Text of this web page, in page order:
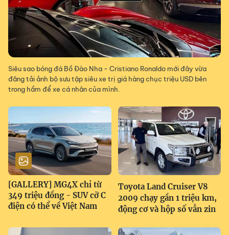
Siêu sao bóng đá Bồ Đào Nha - Cristiano Ronaldo mới đây vừa
đăng tải ảnh bộ sưu tập siêu xe trị giá hàng chục triệu USD bên
trong hầm để xe cá nhân của mình.
[GALLERY] MG4X chỉ từ
349 triệu đồng - SUV cỡ C
điện có thể về Việt Nam
Toyota Land Cruiser V8
2009 chạy gần 1 triệu km,
động cơ và hộp số vẫn zin